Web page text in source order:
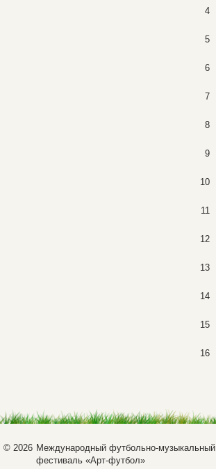
4
5
6
7
8
9
10
11
12
13
14
15
16
© 2026 Международный футбольно-музыкальный
фестиваль «Арт-футбол»